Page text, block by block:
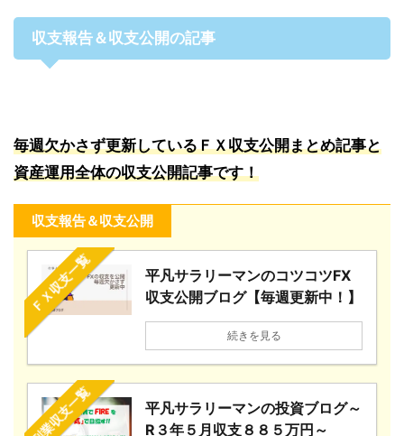
収支報告＆収支公開の記事
毎週欠かさず更新しているＦＸ収支公開まとめ記事と
資産運用全体の収支公開記事です！
収支報告＆収支公開
ＦＸ収支一覧
平凡サラリーマンのコツコツFX
収支公開ブログ【毎週更新中！】
続きを見る
副業収支一覧
平凡サラリーマンの投資ブログ～
R３年５月収支８８５万円～